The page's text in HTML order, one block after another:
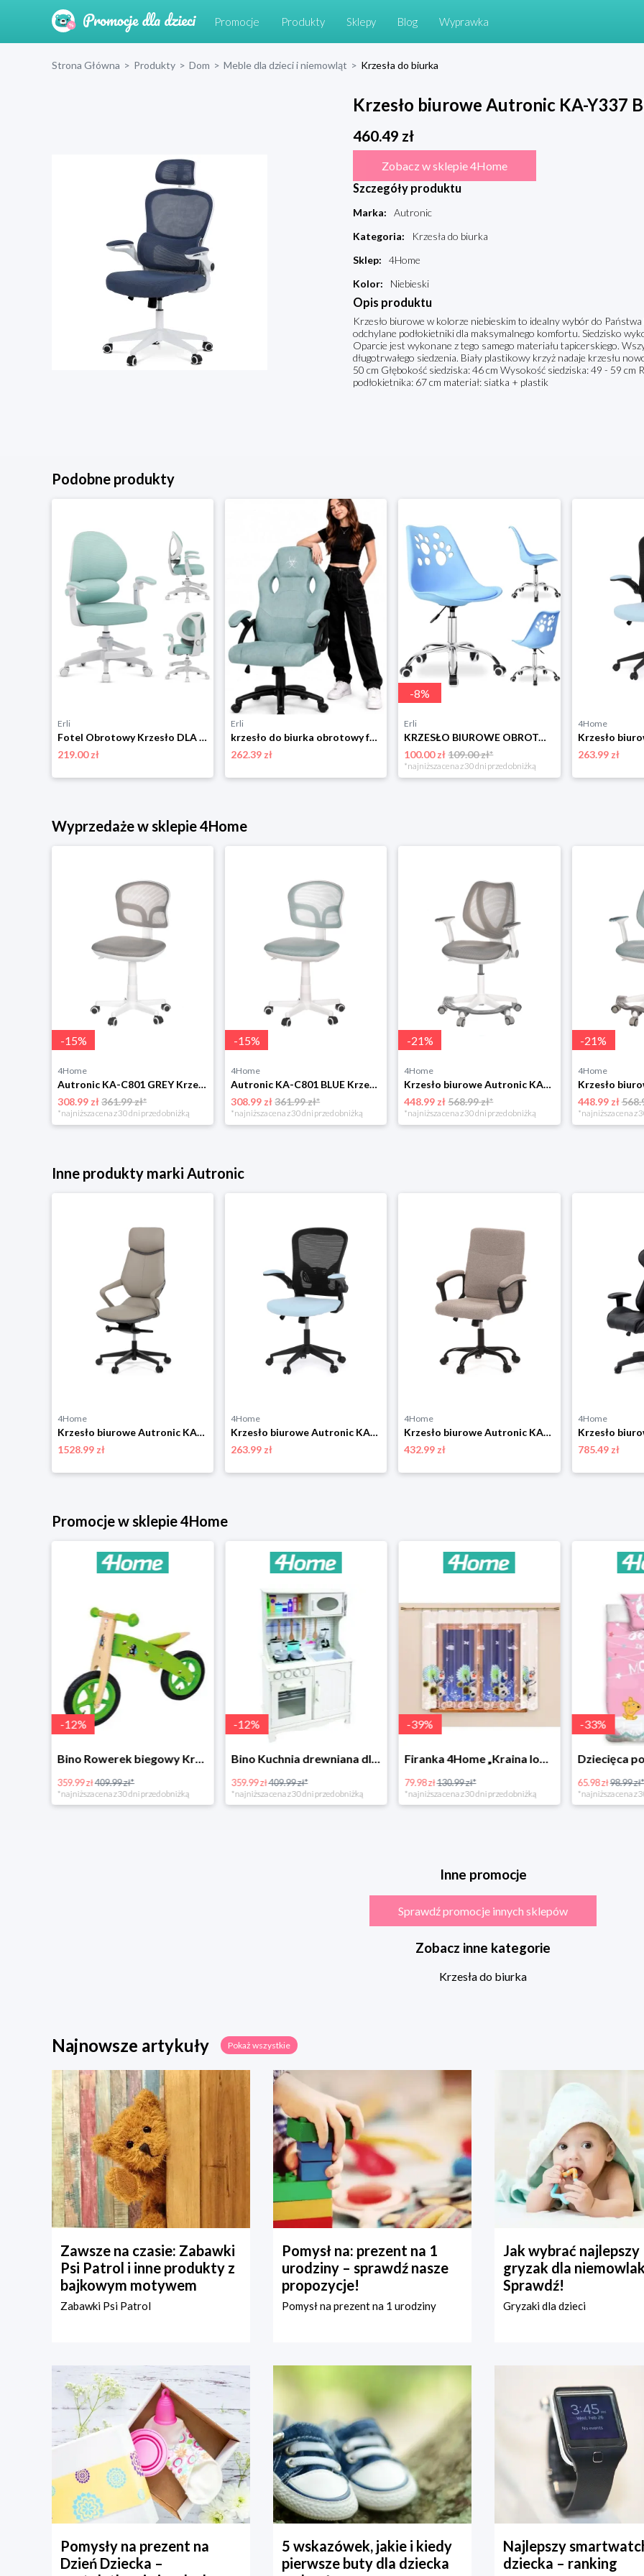
Promocje Produkty Sklepy Blog Wyprawka
Strona Główna > Produkty > Dom > Meble dla dzieci i niemowląt > Krzesła do biurka
Krzesło biurowe Autronic KA-Y337
460.49 zł
Zobacz w sklepie 4Home
Szczegóły produktu
Marka:
Autronic
Kategoria:
Krzesła do biurka
Sklep:
4Home
Kolor: Niebieski
Opis produktu
Krzesło biurowe w kolorze niebieskim to idealny wybór do
odchylane podłokietniki dla maksymalnego komfortu. Siedzisko
Oparcie jest wykonane z tego samego materiału tapicerskiego.
długotrwałego siedzenia. Biały plastikowy krzyż nadaje krzesłu
50 cm Głębokość siedziska: 46 cm Wysokość siedziska: 49 - 59
podłokietnika: 67 cm materiał: siatka + plastik
Podobne produkty
Erli
Fotel Obrotowy Krzesło DLA DZIECI MŁODZIEŻY Mark Adler Junior 4.5 Blue Mint
219.00 zł
Erli
krzesło do biurka obrotowy fotel gracza welurowy niebieski dla dziewczyny
262.39 zł
-8%
Erli
KRZESŁO BIUROWE OBROTOWE DO BIURKA NAUKI NIEBIESKI FOTEL OBROTOWY BIUROWY
100.00 zł109.00 zł*
*najniższa cena z 30 dni przed obniżką
4Home
263.99 zł
Wyprzedaże w sklepie 4Home
-15%
4Home
Autronic KA-C801 GREY Krzesło biurowe
308.99 zł361.99 zł*
*najniższa cena z 30 dni przed obniżką
-15%
4Home
Autronic KA-C801 BLUE Krzesło biurowe
308.99 zł361.99 zł*
*najniższa cena z 30 dni przed obniżką
-21%
4Home
Krzesło biurowe Autronic KA-C806 GREY
448.99 zł568.99 zł*
*najniższa cena z 30 dni przed obniżką
-21%
4Home
448.99 zł
*najniższa cena z
Inne produkty marki Autronic
4Home
Krzesło biurowe Autronic KA-T8426 GREY
1528.99 zł
4Home
Krzesło biurowe Autronic KA-V317 BLUE
263.99 zł
4Home
Krzesło biurowe Autronic KA-Y391 CRM2
432.99 zł
4Home
785.49 zł
Promocje w sklepie 4Home
-12%
Bino Rowerek biegowy Krecik
359.99 zł409.99 zł*
*najniższa cena z 30 dni przed obniżką
-12%
Bino Kuchnia drewniana dla dzieci Provence
359.99 zł409.99 zł*
*najniższa cena z 30 dni przed obniżką
-39%
Firanka 4Home „Kraina lodu” (Frozen)
79.98 zł130.99 zł*
*najniższa cena z 30 dni przed obniżką
-33%
65.98 zł98.99 zł*
*najniższa cena z
Inne promocje
Sprawdź promocje innych sklepów
Zobacz inne kategorie
Krzesła do biurka
Najnowsze artykuły Pokaż wszystkie
Zawsze na czasie: Zabawki
Psi Patrol i inne produkty z
bajkowym motywem
Zabawki Psi Patrol
Pomysł na: prezent na 1
urodziny – sprawdź nasze
propozycje!
Pomysł na prezent na 1 urodziny
Jak wybrać najlepszy
gryzak dla
Sprawdź!
Gryzaki dla dzieci
Pomysły na prezent na
Dzień Dziecka –
5 wskazówek, jakie i kiedy
pierwsze buty dla dziecka
Najlepszy
dziecka – ranking